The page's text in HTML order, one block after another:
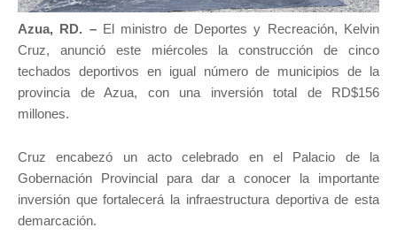
Azua, RD. –El ministro de Deportes y Recreación, Kelvin
Cruz, anunció este miércoles la construcción de cinco
techados deportivos en igual número de municipios de la
provincia de Azua, con una inversión total de RD$156
millones.
Cruz encabezó un acto celebrado en el Palacio de la
Gobernación Provincial para dar a conocer la importante
inversión que fortalecerá la infraestructura deportiva de esta
demarcación.